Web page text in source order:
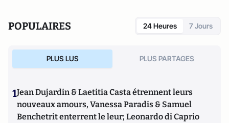
POPULAIRES 24 Heures 7 Jours
PLUS LUS PLUS PARTAGES
1Jean Dujardin & Laetitia Casta étrennent leurs
nouveaux amours, Vanessa Paradis & Samuel
Benchetrit enterrent le leur; Leonardo di Caprio